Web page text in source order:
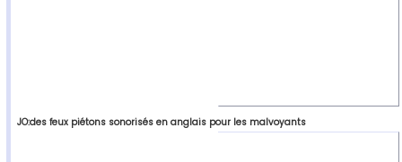
JO:des feux piétons sonorisés en anglais pour les malvoyants